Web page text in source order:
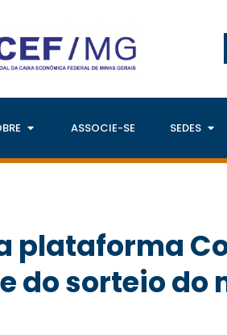
ASSOCIE-SE SEDES
plataforma
do sorteio do